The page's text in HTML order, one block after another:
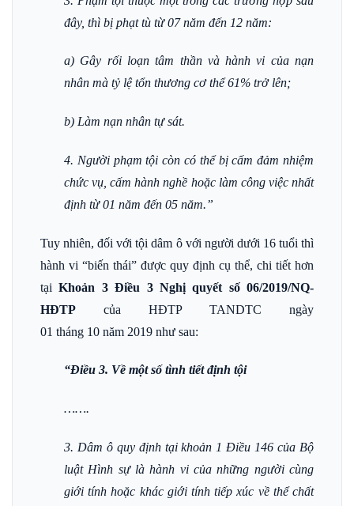
đây, thì bị phạt tù từ 07 năm đến 12 năm:
a) Gây rối loạn tâm thần và hành vi của nạn
nhân mà tỷ lệ tổn thương cơ thể 61% trở lên;
b) Làm nạn nhân tự sát.
4. Người phạm tội còn có thể bị cấm đảm nhiệm
chức vụ, cấm hành nghề hoặc làm công việc nhất
định từ 01 năm đến 05 năm.”
Tuy nhiên, đối với tội dâm ô với người dưới 16 tuổi thì
hành vi “biến thái” được quy định cụ thể, chi tiết hơn
tạiKhoản 3 Điều 3 Nghị quyết số 06/2019/NQ-
HĐTP của HĐTP TANDTC ngày
01 tháng 10 năm 2019 như sau:
“Điều 3. Về một số tình tiết định tội
…….
3. Dâm ô quy định tại khoản 1 Điều 146 của Bộ
luật Hình sự là hành vi của những người cùng
giới tính hoặc khác giới tính tiếp xúc về thể chất